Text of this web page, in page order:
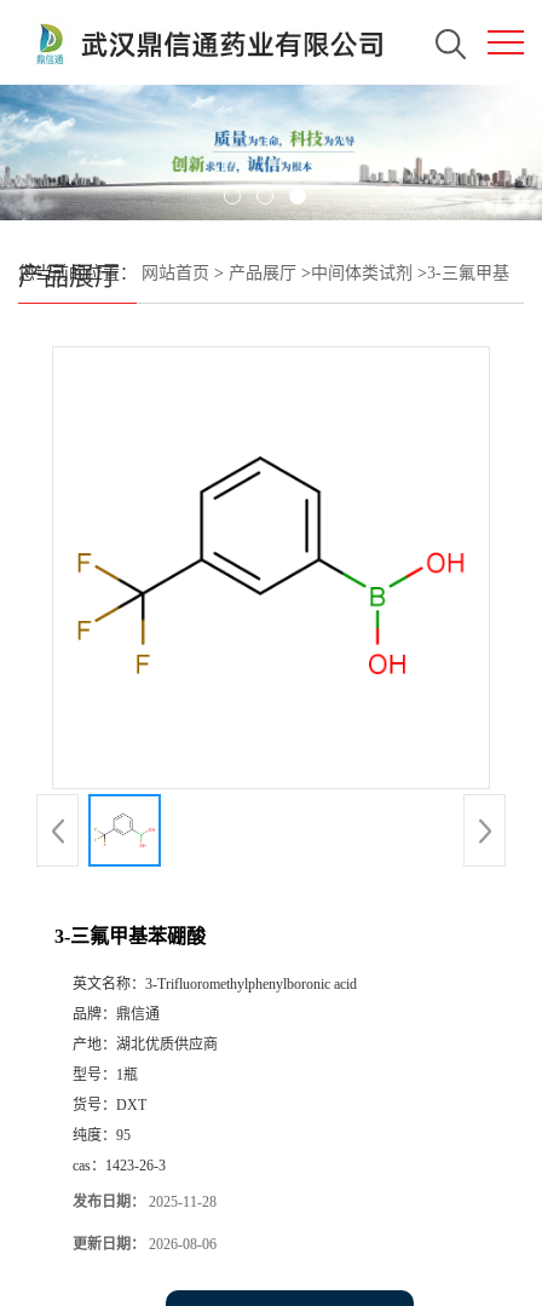
产品展厅
您当前的位置： 网站首页 > 产品展厅 >中间体类试剂 >3-三氟甲基
3-三氟甲基苯硼酸
英文名称： 3-Trifluoromethylphenylboronic acid
品牌： 鼎信通
产地： 湖北优质供应商
型号： 1瓶
货号： DXT
纯度： 95
cas： 1423-26-3
发布日期： 2025-11-28
更新日期： 2026-08-06